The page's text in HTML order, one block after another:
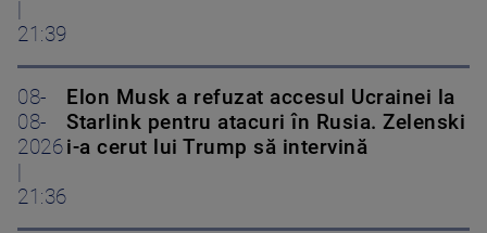
21:39
08-
08-
2026
21:36
Elon Musk a refuzat accesul Ucrainei la
Starlink pentru atacuri în Rusia. Zelenski
i-a cerut lui Trump să intervină